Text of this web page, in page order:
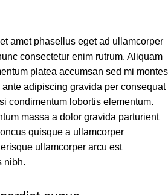
amet phasellus eget ad ullamcorper
consectetur enim rutrum. Aliquam
platea accumsan sed mi montes
adipiscing gravida per consequat
condimentum lobortis elementum.
massa a dolor gravida parturient
quisque a ullamcorper
ullamcorper arcu est
nibh.